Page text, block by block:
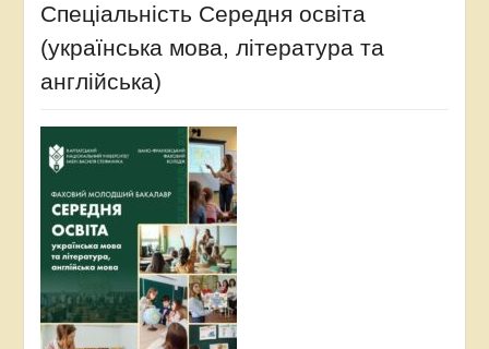
Спеціальність Середня освіта
(українська мова, література та
англійська)